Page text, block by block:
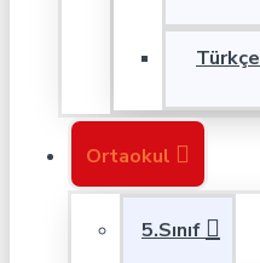
Türkçe
Ortaokul
5.Sınıf